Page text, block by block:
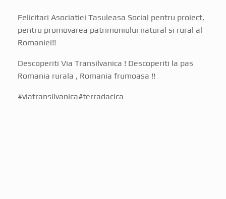
Felicitari Asociatiei Tasuleasa Social pentru proiect,
pentru promovarea patrimoniului natural si rural al
Romaniei!!
Descoperiti Via Transilvanica ! Descoperiti la pas
Romania rurala , Romania frumoasa !!
#viatransilvanica#terradacica